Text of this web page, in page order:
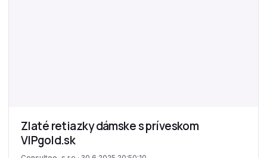
Zlaté retiazky dámske s príveskom
VIPgold.sk